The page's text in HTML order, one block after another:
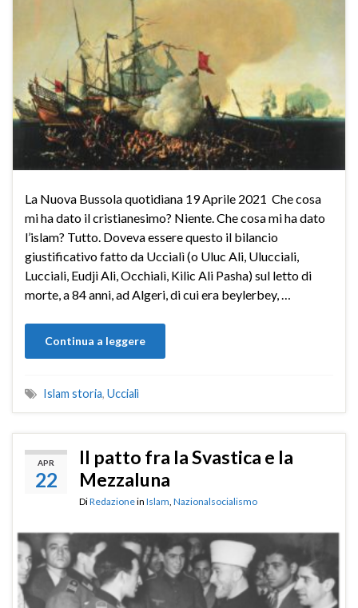
La Nuova Bussola quotidiana 19 Aprile 2021 Che cosa
mi ha dato il cristianesimo? Niente. Che cosa mi ha dato
l’islam? Tutto. Doveva essere questo il bilancio
giustificativo fatto da Uccialì (o Uluc Ali, Ulucciali,
Lucciali, Eudji Ali, Occhialì, Kilic Ali Pasha) sul letto di
morte, a 84 anni, ad Algeri, di cui era beylerbey, …
Continua a leggere
Islam storia, Uccialì
APR
22
Il patto fra la Svastica e la
Mezzaluna
DiRedazionein Islam Nazionalsocialismo